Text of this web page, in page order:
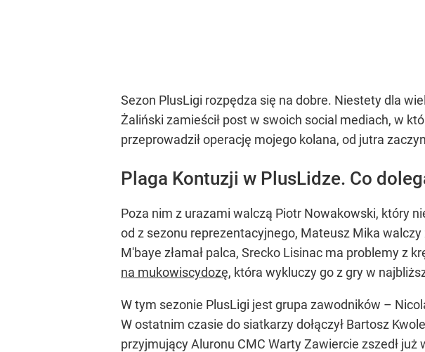
Sezon PlusLigi rozpędza się na dobre. Niestety dla
Żaliński zamieścił post w swoich social mediach, w
przeprowadził operację mojego kolana, od jutra
Plaga Kontuzji w PlusLidze. Co
Poza nim z urazami walczą Piotr Nowakowski, który
od z sezonu reprezentacyjnego, Mateusz Mika
M'baye złamał palca, Srecko Lisinac ma problemy z
na mukowiscydozę, która wykluczy go z gry w
W tym sezonie PlusLigi jest grupa zawodników –
W ostatnim czasie do siatkarzy dołączył Bartosz
przyjmujący Aluronu CMC Warty Zawiercie zszedł